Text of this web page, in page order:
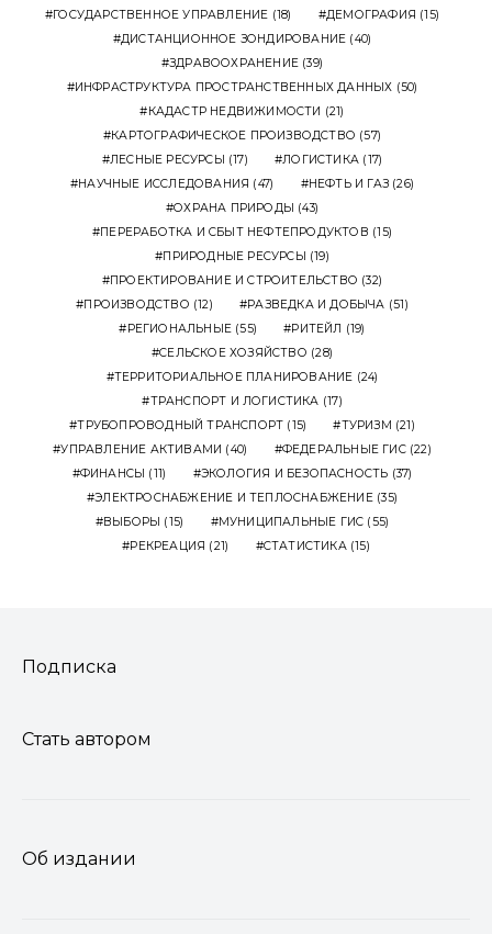
ГОСУДАРСТВЕННОЕ УПРАВЛЕНИЕ (18) ДЕМОГРАФИЯ (15)
ДИСТАНЦИОННОЕ ЗОНДИРОВАНИЕ (40)
ЗДРАВООХРАНЕНИЕ (39)
ИНФРАСТРУКТУРА ПРОСТРАНСТВЕННЫХ ДАННЫХ (50)
КАДАСТР НЕДВИЖИМОСТИ (21)
КАРТОГРАФИЧЕСКОЕ ПРОИЗВОДСТВО (57)
ЛЕСНЫЕ РЕСУРСЫ (17) ЛОГИСТИКА (17)
НАУЧНЫЕ ИССЛЕДОВАНИЯ (47) НЕФТЬ И ГАЗ(26)
ОХРАНА ПРИРОДЫ (43)
ПЕРЕРАБОТКА И СБЫТ НЕФТЕПРОДУКТОВ (15)
ПРИРОДНЫЕ РЕСУРСЫ (19)
ПРОЕКТИРОВАНИЕ И СТРОИТЕЛЬСТВО (32)
ПРОИЗВОДСТВО (12) РАЗВЕДКА И ДОБЫЧА (51)
РЕГИОНАЛЬНЫЕ (55) РИТЕЙЛ (19)
СЕЛЬСКОЕ ХОЗЯЙСТВО (28)
ТЕРРИТОРИАЛЬНОЕ ПЛАНИРОВАНИЕ (24)
ТРАНСПОРТ И ЛОГИСТИКА (17)
ТРУБОПРОВОДНЫЙ ТРАНСПОРТ (15) ТУРИЗМ (21)
УПРАВЛЕНИЕ АКТИВАМИ (40) ФЕДЕРАЛЬНЫЕ ГИС(22)
ФИНАНСЫ (11) ЭКОЛОГИЯ И БЕЗОПАСНОСТЬ (37)
ЭЛЕКТРОСНАБЖЕНИЕ И ТЕПЛОСНАБЖЕНИЕ(35)
ВЫБОРЫ (15) МУНИЦИПАЛЬНЫЕ ГИС (55)
РЕКРЕАЦИЯ (21) СТАТИСТИКА(15)
Подписка
Стать автором
Об издании